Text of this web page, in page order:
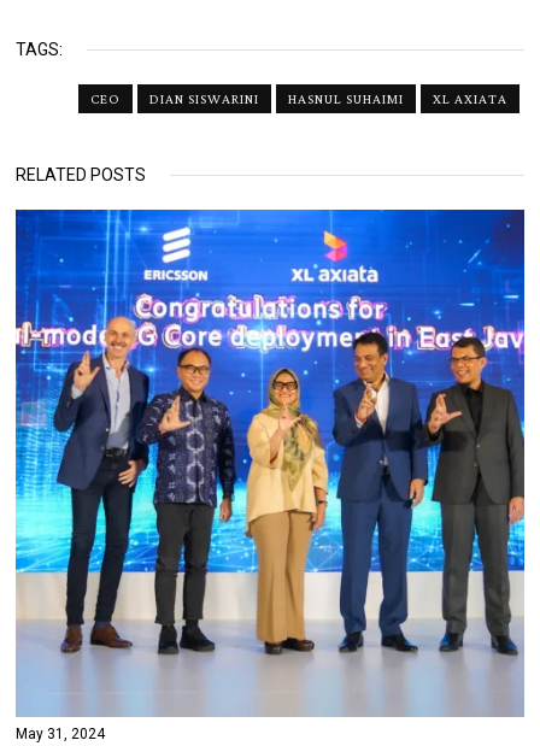
TAGS:
CEO DIAN SISWARINI HASNUL SUHAIMI XL AXIATA
RELATED POSTS
May 31, 2024